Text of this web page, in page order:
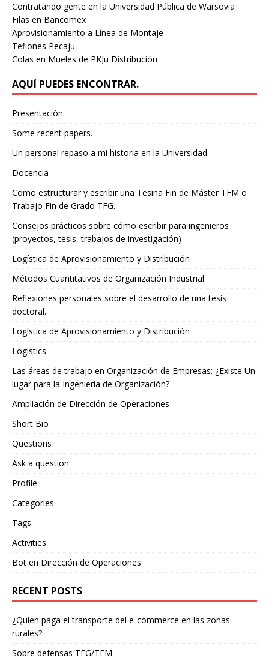
Contratando gente en la Universidad Pública de Warsovia
Filas en Bancomex
Aprovisionamiento a Línea de Montaje
Teflones Pecaju
Colas en Mueles de PKJu Distribución
AQUÍ PUEDES ENCONTRAR.
Presentación.
Some recent papers.
Un personal repaso a mi historia en la Universidad.
Docencia
Como estructurar y escribir una Tesina Fin de Máster TFM o
Trabajo Fin de Grado TFG.
Consejos prácticos sobre cómo escribir para ingenieros
(proyectos, tesis, trabajos de investigación)
Logística de Aprovisionamiento y Distribución
Métodos Cuantitativos de Organización Industrial
Reflexiones personales sobre el desarrollo de una tesis
doctoral.
Logística de Aprovisionamiento y Distribución
Logistics
Las áreas de trabajo en Organización de Empresas: ¿Existe Un
lugar para la Ingeniería de Organización?
Ampliación de Dirección de Operaciones
Short Bio
Questions
Ask a question
Profile
Categories
Tags
Activities
Bot en Dirección de Operaciones
RECENT POSTS
¿Quien paga el transporte del e-commerce en las zonas
rurales?
Sobre defensas TFG/TFM